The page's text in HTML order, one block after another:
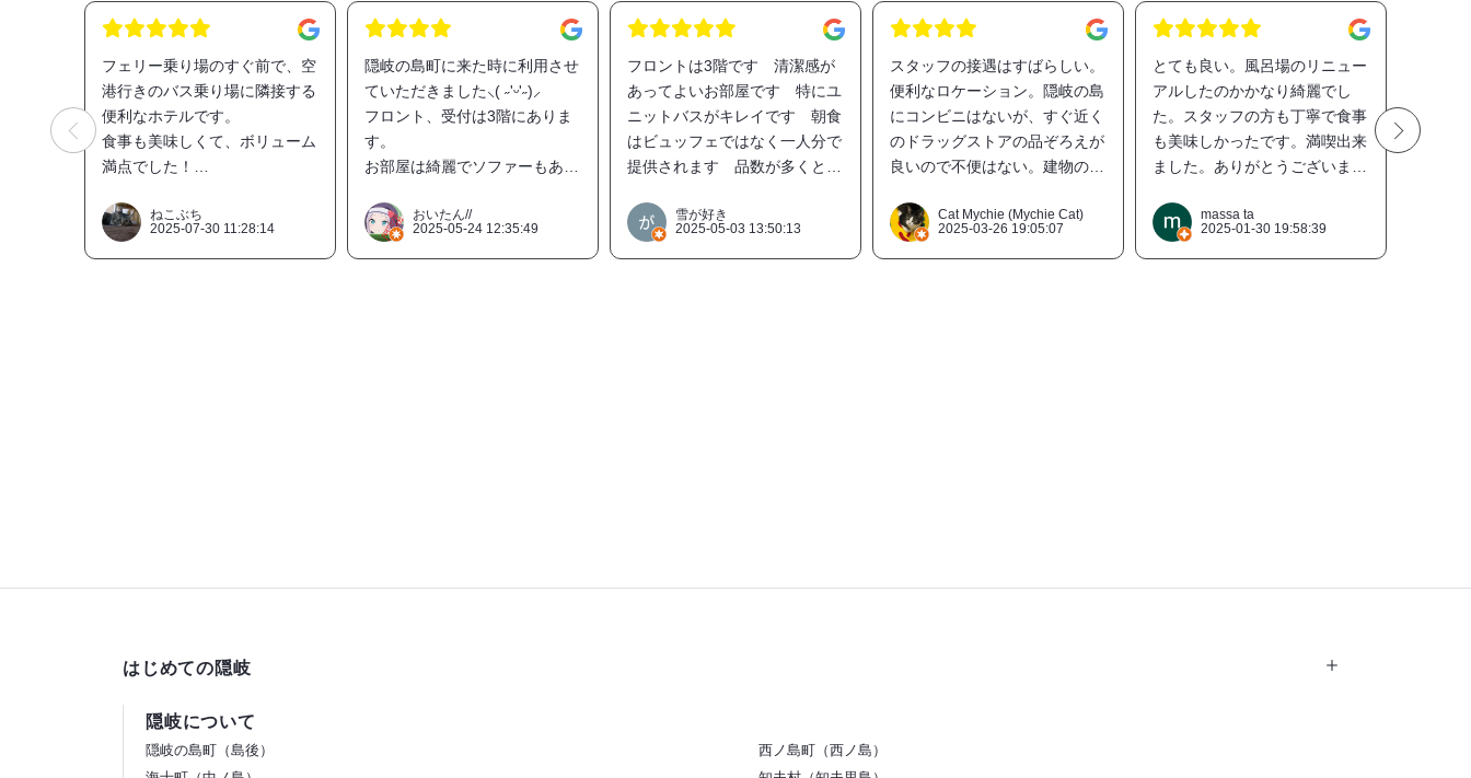
フェリー乗り場のすぐ前で、空
港行きのバス乗り場に隣接する
便利なホテルです。
食事も美味しくて、ボリューム
満点でした！
きれいでした⭐️
ねこぶち
2025-07-30 11:28:14
隠岐の島町に来た時に利用させ
ていただきました⸜( ˶'ᵕ'˶)⸝
フロント、受付は3階にありま
す。
お部屋は綺麗でソファーもある
テレビが小さいんですが、まあ
旅の時にじっくりは見ないので
おいたん//
2025-05-24 12:35:49
フロントは3階です 清潔感が
あってよいお部屋です 特にユ
ニットバスがキレイです 朝食
はビュッフェではなく一人分で
提供されます 品数が多くとて
のホテルだと思います
雪が好き
2025-05-03 13:50:13
スタッフの接遇はすばらしい。
便利なロケーション。隠岐の島
にコンビニはないが、すぐ近く
のドラッグストアの品ぞろえが
良いので不便はない。建物の老
ットバスは改装されておりきれ
い。湯沸かしポットに水を入れ
Cat Mychie (Mychie Cat)
2025-03-26 19:05:07
とても良い。風呂場のリニュー
アルしたのかかなり綺麗でし
た。スタッフの方も丁寧で食事
も美味しかったです。満喫出来
ました。ありがとうございまし
massa ta
2025-01-30 19:58:39
ズナブ
倒的に
はじめての隠岐
隠岐について
隠岐の島町（島後）
西ノ島町（西ノ島）